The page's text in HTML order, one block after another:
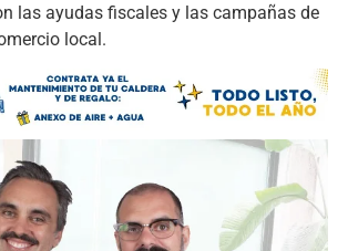
las ayudas fiscales y las campañas de
local.